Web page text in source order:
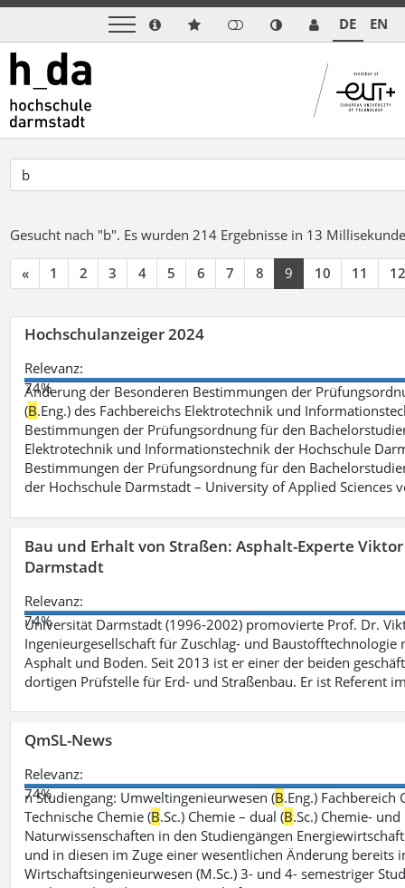
DE EN
Gesucht nach "b". Es wurden 214 Ergebnisse in 13
« 1 2 3 4 5 6 7 8 9 10 11 12
Hochschulanzeiger 2024
Relevanz:
74%
Änderung der Besonderen Bestimmungen der
(B.Eng.) des Fachbereichs Elektrotechnik und
Bestimmungen der Prüfungsordnung für den
Elektrotechnik und Informationstechnik der Hochschule
Bestimmungen der Prüfungsordnung für den
der Hochschule Darmstadt – University of Applied Sciences
Bau und Erhalt von Straßen: Asphalt-Experte
Darmstadt
Relevanz:
74%
Universität Darmstadt (1996-2002) promovierte Prof. Dr.
Ingenieurgesellschaft für Zuschlag- und
Asphalt und Boden. Seit 2013 ist er einer der beiden
dortigen Prüfstelle für Erd- und Straßenbau. Er ist Referent
QmSL-News
Relevanz:
74%
n Studiengang: Umweltingenieurwesen (B.Eng.)
Technische Chemie (B.Sc.) Chemie – dual (B.Sc.) Chemie-
Naturwissenschaften in den Studiengängen
und in diesen im Zuge einer wesentlichen Änderung bereits
Wirtschaftsingenieurwesen (M.Sc.) 3- und 4- semestriger